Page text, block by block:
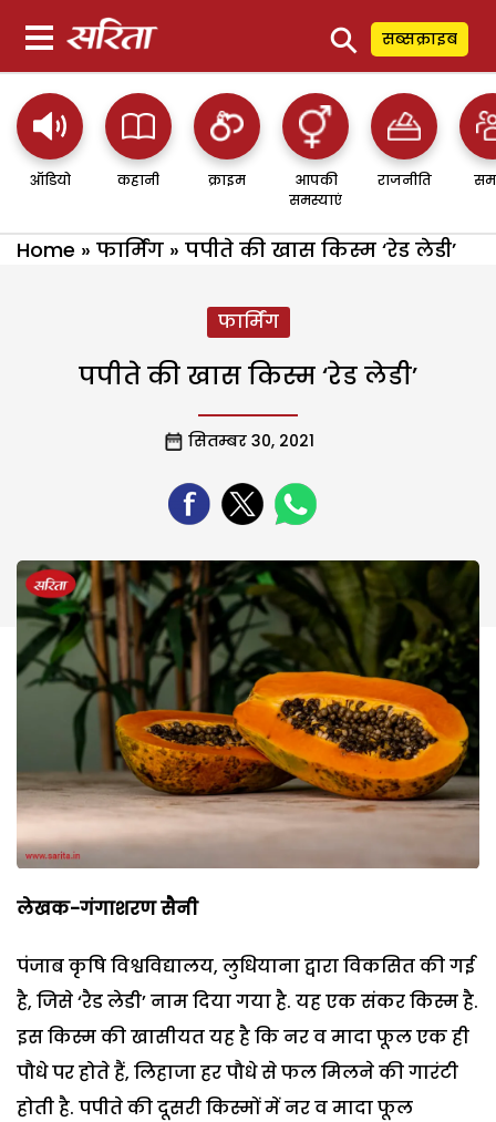
⚲ सब्सक्राइब
ऑडियो कहानी क्राइम
आपकी
समस्याएं
राजनीति
Home » फार्मिंग » पपीते की खास किस्म ‘रेड लेडी’
फार्मिंग
पपीते की खास किस्म ‘रेड लेडी’
सितम्बर 30, 2021
लेखक-गंगाशरण सैनी
पंजाब कृषि विश्वविद्यालय, लुधियाना द्वारा विकसित की गई
है, जिसे ‘रैड लेडी’ नाम दिया गया है. यह एक संकर किस्म है.
इस किस्म की खासीयत यह है कि नर व मादा फूल एक ही
पौधे पर होते हैं, लिहाजा हर पौधे से फल मिलने की गारंटी
होती है. पपीते की दूसरी किस्मों में नर व मादा फूल